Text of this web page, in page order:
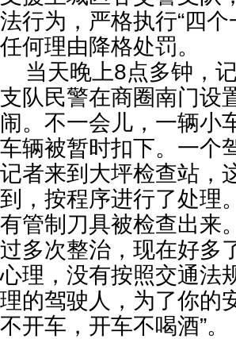
法行为，严格执行“四
任何理由降格处罚。
当天晚上8点多钟，
支队民警在商圈南门设
闹。不一会儿，一辆小
车辆被暂时扣下。一个
记者来到大坪检查站，
到，按程序进行了处理
有管制刀具被检查出来
过多次整治，现在好多
心理，没有按照交通法
理的驾驶人，为了你的
不开车，开车不喝酒”。